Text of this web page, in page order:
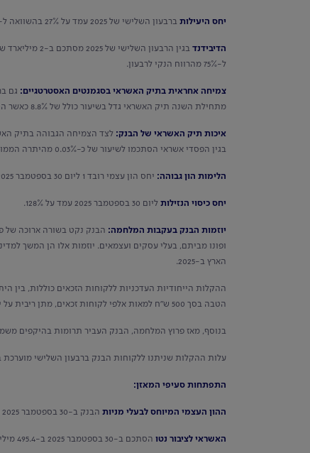
יחס היעילותברבעון השלישי של 2025 עמד על 27% בהשוואה ל-31.1% ברבעון המקביל אשתקד.
הדיבידנד
ל-75% מהרווח הנקי לרבעון.
צמיחה אחראית בתיק האשראי בסגמנטים האסטרטגיים:
מתחילת השנה תיק האשראי גדל בשיעור כולל של 8.8% כאשר התיק העסקי גדל בשיעור של 15.7%, התיק המסחרי גדל בשיעור של 3.4% ותיק המשכנתאות גדל בשיעור של כ-5.1%.
איכות תיק האשראי של הבנק:
בגין הפסדי אשראי הסתכמו לשיעור של כ-0.03% מהיתרה הממוצעת של האשראי לציבור, לעומת הוצאה בשיעור של כ-0.28% בתקופה המקבילה אשתקד.
הלימות הון גבוהה: יחס הון עצמי רובד 1 ליום 30 בספטמבר 2025 עמד על שיעור של 12.33% ויחס ההון הכולל עמד על שיעור של 14.87%.
יחס כיסוי הנזילות ליום 30 בספטמבר 2025 עמד על 128%.
יוזמות הבנק בעקבות המלחמה: הבנק נקט בשורה ארוכה של
ופונו מביתם, בעלי עסקים ועצמאים. יוזמות אלו הן המשך
הארץ ב-2025.
הטבה בסך 500 ש"ח למאות אלפי לקוחות זכאים, מתן ריבית על יתרת זכות בעו"ש, הוזלה או פטור של הריבית על יתרת החובה בחשבון (אוברדרפט) ועוד.
בנוסף, מאז פרוץ המלחמה, הבנק העביר תרומות בהיקפים
עלות ההקלות שניתנו ללקוחות הבנק ברבעון השלישי מוערכת בכ-172 מיליון
התפתחות סעיפי המאזן:
ההון העצמי המיוחס לבעלי מניות הבנק ב-30 בספטמבר 2025 הסתכם ב-67 מיליארד ש"ח, בהשוואה ל-60.3 מיליארד ש"ח ב-30 בספטמבר 2024 - גידול של 11.3%.
האשראי לציבור נטו הסתכם ב-30 בספטמבר 2025 ב-495.4 מיליארד ש"ח, בהשוואה ל-447 מיליארד ש"ח ב-30 בספטמבר 2024 - גידול של 10.8%.